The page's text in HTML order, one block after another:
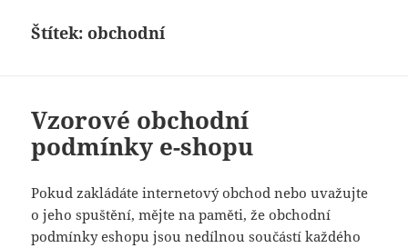
Štítek:obchodní
Vzorové obchodní
podmínky e-shopu
Pokud zakládáte internetový obchod nebo uvažujte
o jeho spuštění, mějte na paměti, že obchodní
podmínky eshopu jsou nedílnou součástí každého